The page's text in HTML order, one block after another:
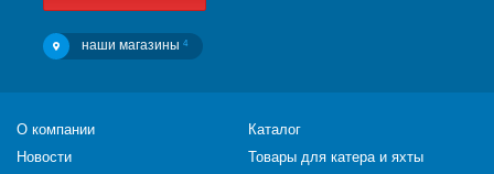
наши магазины 4
О компании
Новости
Каталог
Товары для катера и яхты